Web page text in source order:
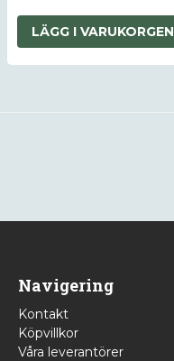
LÄGG I VARUKORGEN
Navigering
Kontakt
Köpvillkor
Våra leverantörer